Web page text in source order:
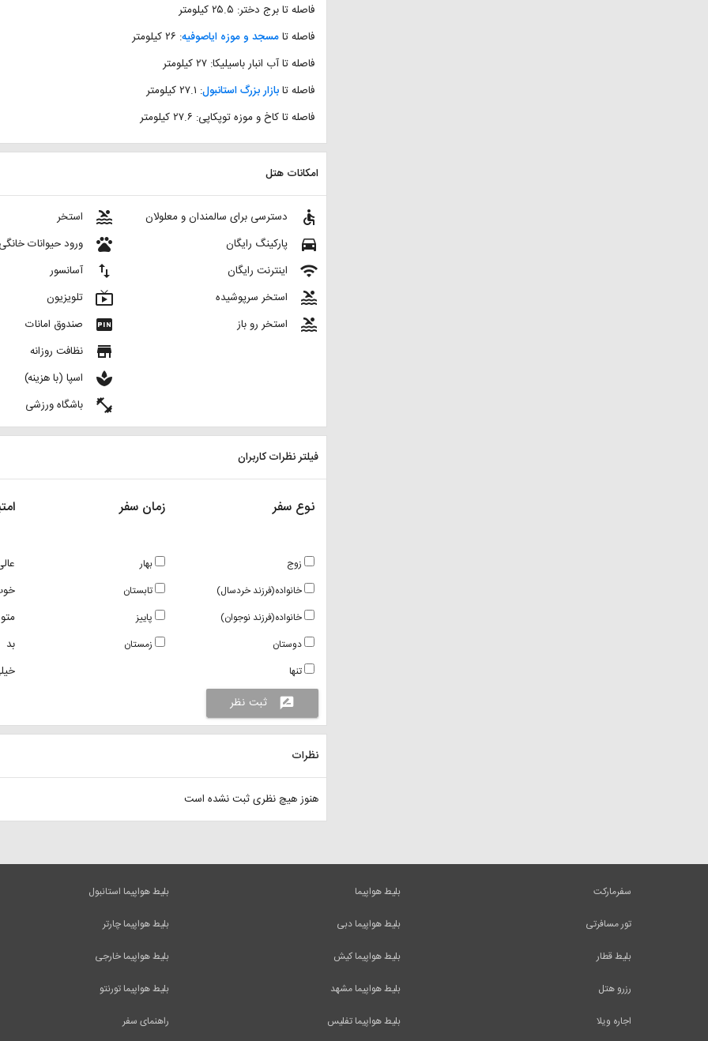
فاصله تا برج دختر: ۲۵.۵ کیلومتر
فاصله تامسجد و موزه ایاصوفیه: ۲۶ کیلومتر
فاصله تا آب انبار باسیلیکا: ۲۷ کیلومتر
فاصله تابازار بزرگ استانبول: ۲۷.۱ کیلومتر
فاصله تا کاخ و موزه توپکاپی: ۲۷.۶ کیلومتر
امکانات هتل
pool استخر
pets ورود حیوانات
import_export آسانسور
live_tv تلویزیون
fiber_pin صندوق امانات
store نظافت روزانه
spa اسپا (با هزینه)
fitness_center باشگاه ورزشی
accessible دسترسی برای سالمندان و معلولان
directions_car پارکینگ رایگان
wifi اینترنت رایگان
pool استخر سرپوشیده
pool استخر رو باز
فیلتر نظرات کاربران
بد
زمان سفر
بهار
تابستان
پاییز
زمستان
نوع سفر
زوج
خانواده(فرزند خردسال)
خانواده(فرزند نوجوان)
دوستان
تنها
rate_review
ثبت نظر
نظرات
هنوز هیچ نظری ثبت نشده است
بلیط هواپیما استانبول
بلیط هواپیما چارتر
بلیط هواپیما خارجی
بلیط هواپیما تورنتو
راهنمای سفر
بلیط هواپیما
بلیط هواپیما دبی
بلیط هواپیما کیش
بلیط هواپیما مشهد
بلیط هواپیما تفلیس
سفرمارکت
تور مسافرتی
بلیط قطار
رزرو هتل
اجاره ویلا